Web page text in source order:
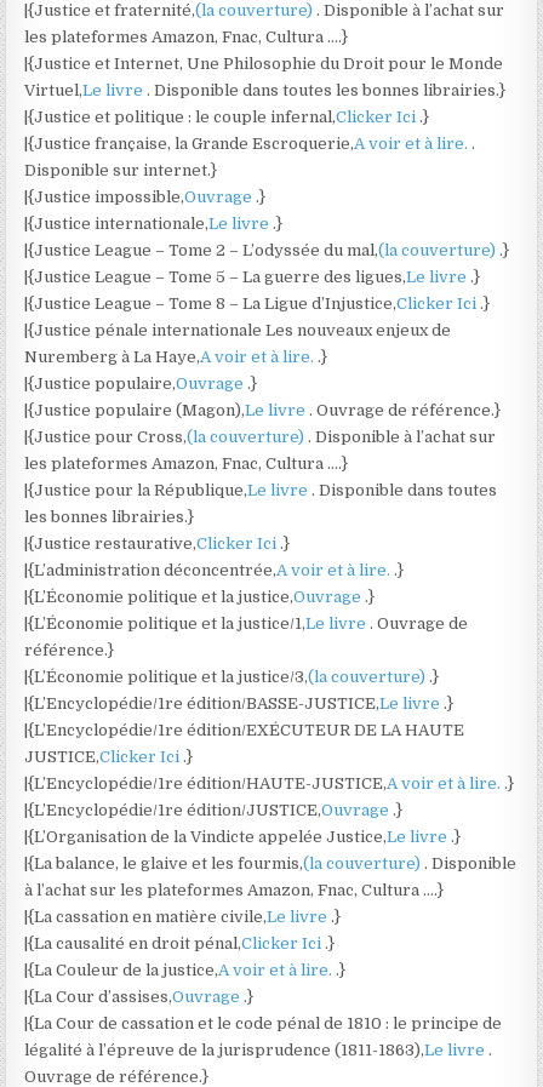
|{Justice et fraternité,(la couverture). Disponible à l’achat sur
les plateformes Amazon, Fnac, Cultura ….}
|{Justice et Internet, Une Philosophie du Droit pour le Monde
Virtuel,Le livre. Disponible dans toutes les bonnes librairies.}
|{Justice et politique : le couple infernal,Clicker Ici.}
|{Justice française, la Grande Escroquerie,A voir et à lire..
Disponible sur internet.}
|{Justice impossible,Ouvrage.}
|{Justice internationale,Le livre.}
|{Justice League – Tome 2 – L’odyssée du mal,(la couverture).}
|{Justice League – Tome 5 – La guerre des ligues,Le livre.}
|{Justice League – Tome 8 – La Ligue d’Injustice,Clicker Ici.}
|{Justice pénale internationale Les nouveaux enjeux de
Nuremberg à La Haye,A voir et à lire..}
|{Justice populaire,Ouvrage.}
|{Justice populaire (Magon),Le livre. Ouvrage de référence.}
|{Justice pour Cross,(la couverture). Disponible à l’achat sur
les plateformes Amazon, Fnac, Cultura ….}
|{Justice pour la République,Le livre. Disponible dans toutes
les bonnes librairies.}
|{Justice restaurative,Clicker Ici.}
|{L’administration déconcentrée,A voir et à lire..}
|{L’Économie politique et la justice,Ouvrage.}
|{L’Économie politique et la justice/1,Le livre. Ouvrage de
référence.}
|{L’Économie politique et la justice/3,(la couverture).}
|{L’Encyclopédie/1re édition/BASSE-JUSTICE,Le livre.}
|{L’Encyclopédie/1re édition/EXÉCUTEUR DE LA HAUTE
JUSTICE,Clicker Ici.}
|{L’Encyclopédie/1re édition/HAUTE-JUSTICE,A voir et à lire..}
|{L’Encyclopédie/1re édition/JUSTICE,Ouvrage.}
|{L’Organisation de la Vindicte appelée Justice,Le livre.}
|{La balance, le glaive et les fourmis,(la couverture). Disponible
à l’achat sur les plateformes Amazon, Fnac, Cultura ….}
|{La cassation en matière civile,Le livre.}
|{La causalité en droit pénal,Clicker Ici.}
|{La Couleur de la justice,A voir et à lire..}
|{La Cour d’assises,Ouvrage.}
|{La Cour de cassation et le code pénal de 1810 : le principe de
légalité à l’épreuve de la jurisprudence (1811-1863),Le livre.
Ouvrage de référence.}